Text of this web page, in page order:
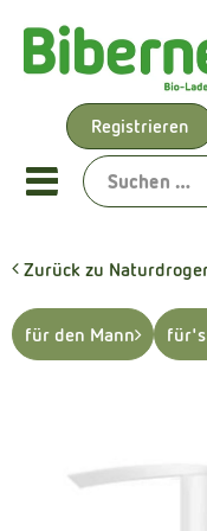
Registrieren
Mobiles
Vorgeplante
Shop: Aktionen &
Zurück zu
für den Mann für's